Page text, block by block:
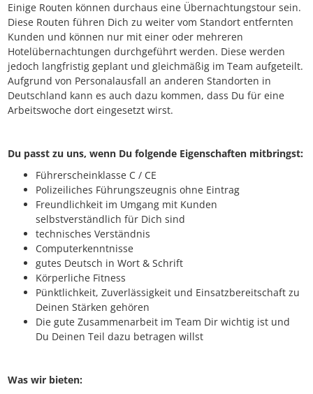
Einige Routen können durchaus eine Übernachtungstour sein.
Diese Routen führen Dich zu weiter vom Standort entfernten
Kunden und können nur mit einer oder mehreren
Hotelübernachtungen durchgeführt werden. Diese werden
jedoch langfristig geplant und gleichmäßig im Team aufgeteilt.
Aufgrund von Personalausfall an anderen Standorten in
Deutschland kann es auch dazu kommen, dass Du für eine
Arbeitswoche dort eingesetzt wirst.
Du passt zu uns, wenn Du folgende Eigenschaften mitbringst:
Führerscheinklasse C / CE
Polizeiliches Führungszeugnis ohne Eintrag
Freundlichkeit im Umgang mit Kunden
selbstverständlich für Dich sind
technisches Verständnis
Computerkenntnisse
gutes Deutsch in Wort & Schrift
Körperliche Fitness
Pünktlichkeit, Zuverlässigkeit und Einsatzbereitschaft zu
Deinen Stärken gehören
Die gute Zusammenarbeit im Team Dir wichtig ist und
Du Deinen Teil dazu betragen willst
Was wir bieten: